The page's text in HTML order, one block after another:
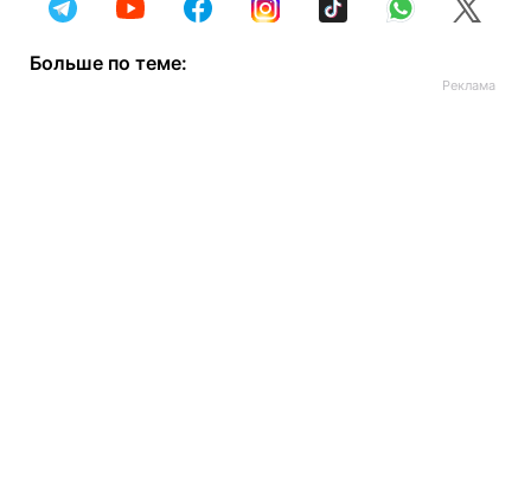
Больше по теме: